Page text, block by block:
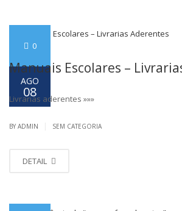
0
AGO
08
Manuais Escolares –
Livrarias aderentes »»»
BY ADMIN SEM CATEGORIA
DETAIL